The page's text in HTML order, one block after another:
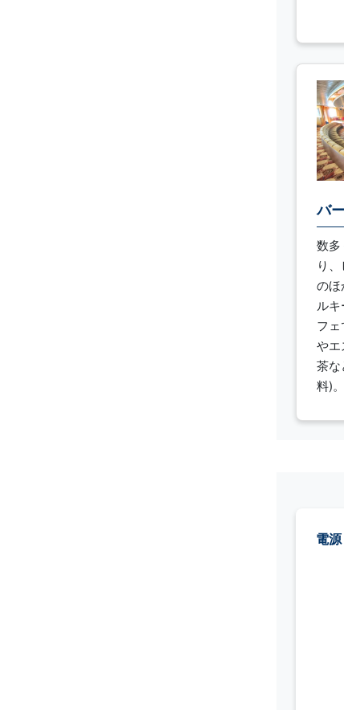
バ
数多
り
のほ
ル
フ
やエ
茶な
料)。
電源